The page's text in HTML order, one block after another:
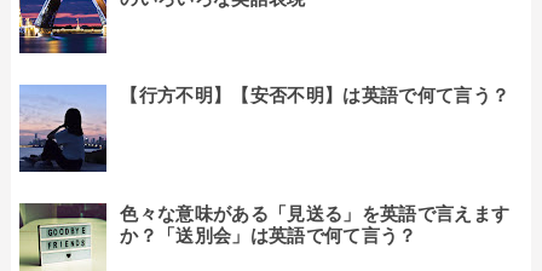
【行方不明】【安否不明】は英語で何て言う？
色々な意味がある「見送る」を英語で言えます
か？「送別会」は英語で何て言う？